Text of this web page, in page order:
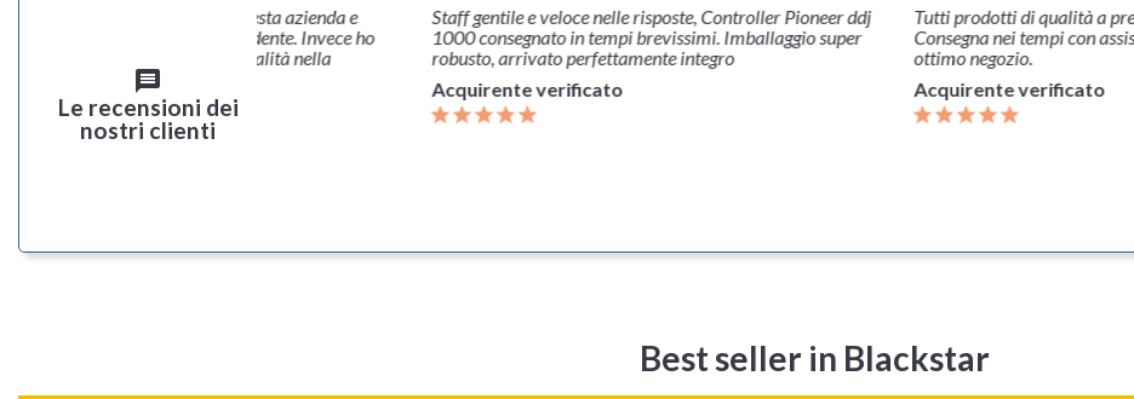
message
Le recensioni dei
nostri clienti
volta che mi servivo da questa azienda e
le prime volte ero un po' diffidente. Invece ho
professionalità, cortesia e puntualità nella
verificato
Staff gentile e veloce nelle risposte, Controller Pioneer ddj
1000 consegnato in tempi brevissimi. Imballaggio super
robusto, arrivato perfettamente integro
Acquirente verificato
Tutti prodotti di qualità a
Consegna nei tempi con
ottimo negozio.
Acquirente verificato
Best seller in Blackstar